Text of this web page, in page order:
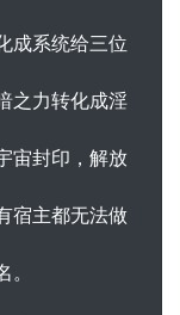
成系统给三位
之力转化成淫
宙封印，解放
宿主都无法做